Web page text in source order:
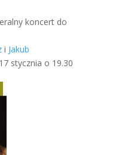
koncert do
i Jakub
stycznia o 19.30